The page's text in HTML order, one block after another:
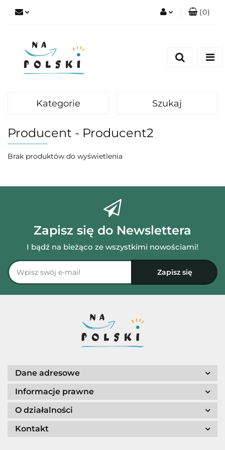
(0)
Kategorie Szukaj
Producent - Producent2
Brak produktów do wyświetlenia
Zapisz się do Newslettera
I bądź na bieżąco ze wszystkimi nowościami!
Dane adresowe
Informacje prawne
O działalności
Kontakt